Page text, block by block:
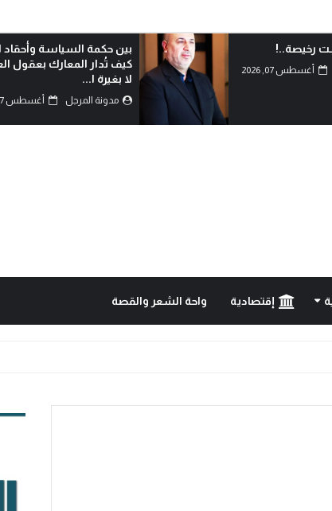
وأحقاد البدو:
بعقول العلماء
الدم هو الذي يكتب التاريخ..!
مدونة المرجل أغسطس 06, 2026
إقتصادية واحة الشعر والقصة